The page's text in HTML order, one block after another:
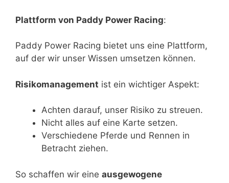
Plattform von Paddy Power Racing:
Paddy Power Racing bietet uns eine Plattform,
auf der wir unser Wissen umsetzen können.
Risikomanagement ist ein wichtiger Aspekt:
Achten darauf, unser Risiko zu streuen.
Nicht alles auf eine Karte setzen.
Verschiedene Pferde und Rennen in
Betracht ziehen.
So schaffen wir eine ausgewogene